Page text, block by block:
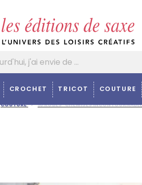
CROCHET TRICOT COUTURE
COUTURE 10 ROBES-CHEMISES